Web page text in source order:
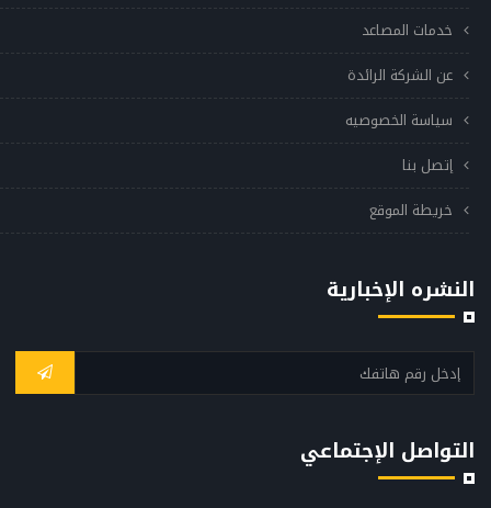
خدمات المصاعد
عن الشركة الرائدة
سياسة الخصوصيه
إتصل بنا
خريطة الموقع
النشره الإخبارية
التواصل الإجتماعي